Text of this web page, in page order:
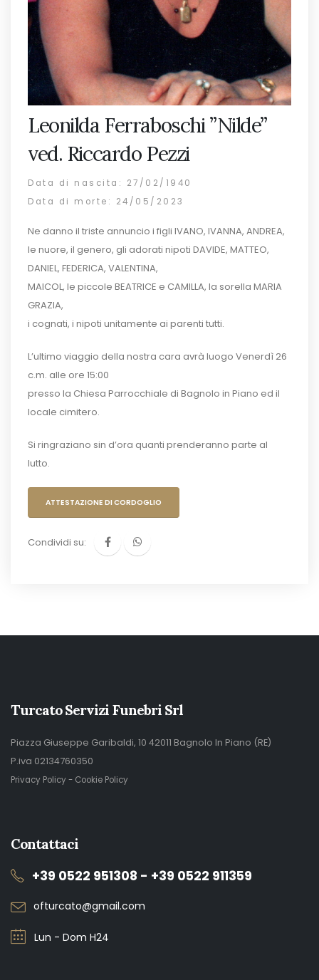
Leonilda Ferraboschi ”Nilde”
ved. Riccardo Pezzi
Data di nascita: 27/02/1940
Data di morte: 24/05/2023
Ne danno il triste annuncio i figli IVANO, IVANNA, ANDREA,
le nuore, il genero, gli adorati nipoti DAVIDE, MATTEO,
DANIEL, FEDERICA, VALENTINA,
MAICOL, le piccole BEATRICE e CAMILLA, la sorella MARIA
GRAZIA,
i cognati, i nipoti unitamente ai parenti tutti.
L’ultimo viaggio della nostra cara avrà luogo Venerdì 26
c.m. alle ore 15:00
presso la Chiesa Parrocchiale di Bagnolo in Piano ed il
locale cimitero.
Si ringraziano sin d’ora quanti prenderanno parte al
lutto.
ATTESTAZIONE DI CORDOGLIO
Condividi su:
Turcato Servizi Funebri Srl
Piazza Giuseppe Garibaldi, 10 42011 Bagnolo In Piano (RE)
P.iva 02134760350
Privacy Policy- Cookie Policy
Contattaci
+39 0522 951308 - +39 0522 911359
ofturcato@gmail.com
Lun - Dom H24